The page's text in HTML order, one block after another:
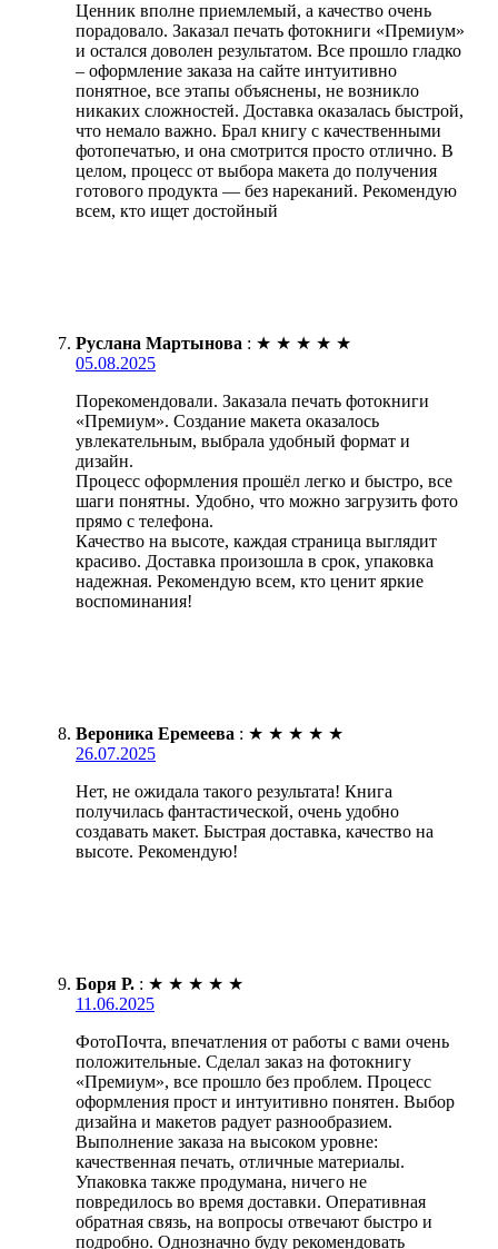
Ценник вполне приемлемый, а качество очень
порадовало. Заказал печать фотокниги «Премиум»
и остался доволен результатом. Все прошло гладко
– оформление заказа на сайте интуитивно
понятное, все этапы объяснены, не возникло
никаких сложностей. Доставка оказалась быстрой,
что немало важно. Брал книгу с качественными
фотопечатью, и она смотрится просто отлично. В
целом, процесс от выбора макета до получения
готового продукта — без нареканий. Рекомендую
всем, кто ищет достойный
Руслана Мартынова : ★ ★ ★ ★ ★
05.08.2025
Порекомендовали. Заказала печать фотокниги
«Премиум». Создание макета оказалось
увлекательным, выбрала удобный формат и
дизайн.
Процесс оформления прошёл легко и быстро, все
шаги понятны. Удобно, что можно загрузить фото
прямо с телефона.
Качество на высоте, каждая страница выглядит
красиво. Доставка произошла в срок, упаковка
надежная. Рекомендую всем, кто ценит яркие
воспоминания!
Вероника Еремеева : ★ ★ ★ ★ ★
26.07.2025
Нет, не ожидала такого результата! Книга
получилась фантастической, очень удобно
создавать макет. Быстрая доставка, качество на
высоте. Рекомендую!
Боря Р. : ★ ★ ★ ★ ★
11.06.2025
ФотоПочта, впечатления от работы с вами очень
положительные. Сделал заказ на фотокнигу
«Премиум», все прошло без проблем. Процесс
оформления прост и интуитивно понятен. Выбор
дизайна и макетов радует разнообразием.
Выполнение заказа на высоком уровне:
качественная печать, отличные материалы.
Упаковка также продумана, ничего не
повредилось во время доставки. Оперативная
обратная связь, на вопросы отвечают быстро и
подробно. Однозначно буду рекомендовать